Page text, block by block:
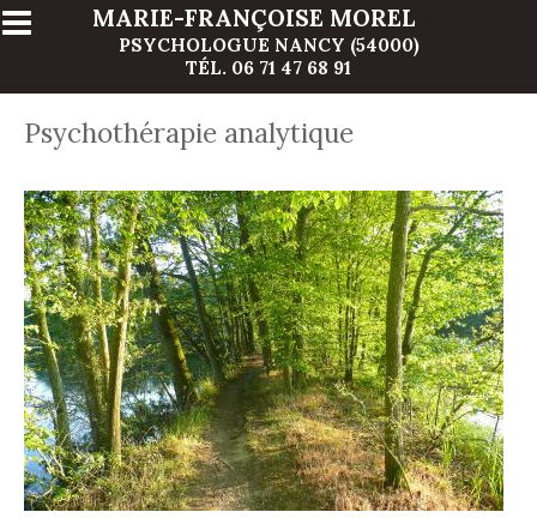
Aller au contenu principal
MARIE-FRANÇOISE MOREL
PSYCHOLOGUE NANCY (54000)
TÉL. 06 71 47 68 91
Psychothérapie analytique